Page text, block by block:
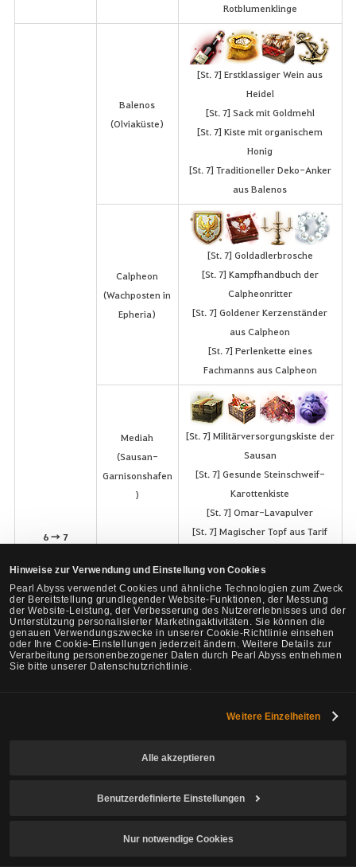
Hinweise zur Verwendung und Einstellung von Cookies
Pearl Abyss verwendet Cookies und ähnliche Technologien zum Zweck
der Bereitstellung grundlegender Website-Funktionen, der Messung
der Website-Leistung, der Verbesserung des Nutzererlebnisses und der
Unterstützung personalisierter Marketingaktivitäten. Sie können die
genauen Verwendungszwecke in unserer Cookie-Richtlinie einsehen
oder Ihre Cookie-Einstellungen jederzeit ändern. Weitere Details zur
Verarbeitung personenbezogener Daten durch Pearl Abyss entnehmen
Sie bitte unserer Datenschutzrichtlinie.
Weitere Einzelheiten
Alle akzeptieren
Benutzerdefinierte Einstellungen
Nur notwendige Cookies
Rotblumenklinge
6 → 7
Balenos
(Olviaküste)
[St. 7] Erstklassiger Wein aus
Heidel
[St. 7] Sack mit Goldmehl
[St. 7] Kiste mit organischem
Honig
[St. 7] Traditioneller Deko-Anker
aus Balenos
Calpheon
(Wachposten in
Epheria)
[St. 7] Goldadlerbrosche
[St. 7] Kampfhandbuch der
Calpheonritter
[St. 7] Goldener Kerzenständer
aus Calpheon
[St. 7] Perlenkette eines
Fachmanns aus Calpheon
Mediah
(Sausan-
Garnisonshafen
)
[St. 7] Militärversorgungskiste der
Sausan
[St. 7] Gesunde Steinschweif-
Karottenkiste
[St. 7] Omar-Lavapulver
[St. 7] Magischer Topf aus Tarif
Edania
(Küsten-Posten
des Tempels)
[St. 7] Rusalkas
Dornblumenstrauß
[St. 7] Hartes Caphras-Bauholz
[St. 7] Erstklassiges Hakinza-
der Edanas
Balenosinseln
Fachmanns